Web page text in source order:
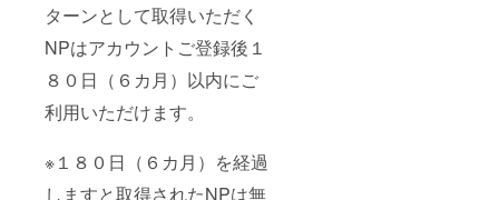
ターンとして取得いただく
NPはアカウントご登録後１
８０日（６カ月）以内にご
利用いただけます。
※１８０日（６カ月）を経過
しますと取得されたNPは無